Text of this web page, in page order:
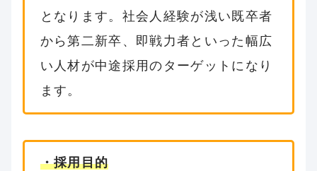
となります。社会人経験が浅い既卒者
から第二新卒、即戦力者といった幅広
い人材が中途採用のターゲットになり
ます。
・採用目的